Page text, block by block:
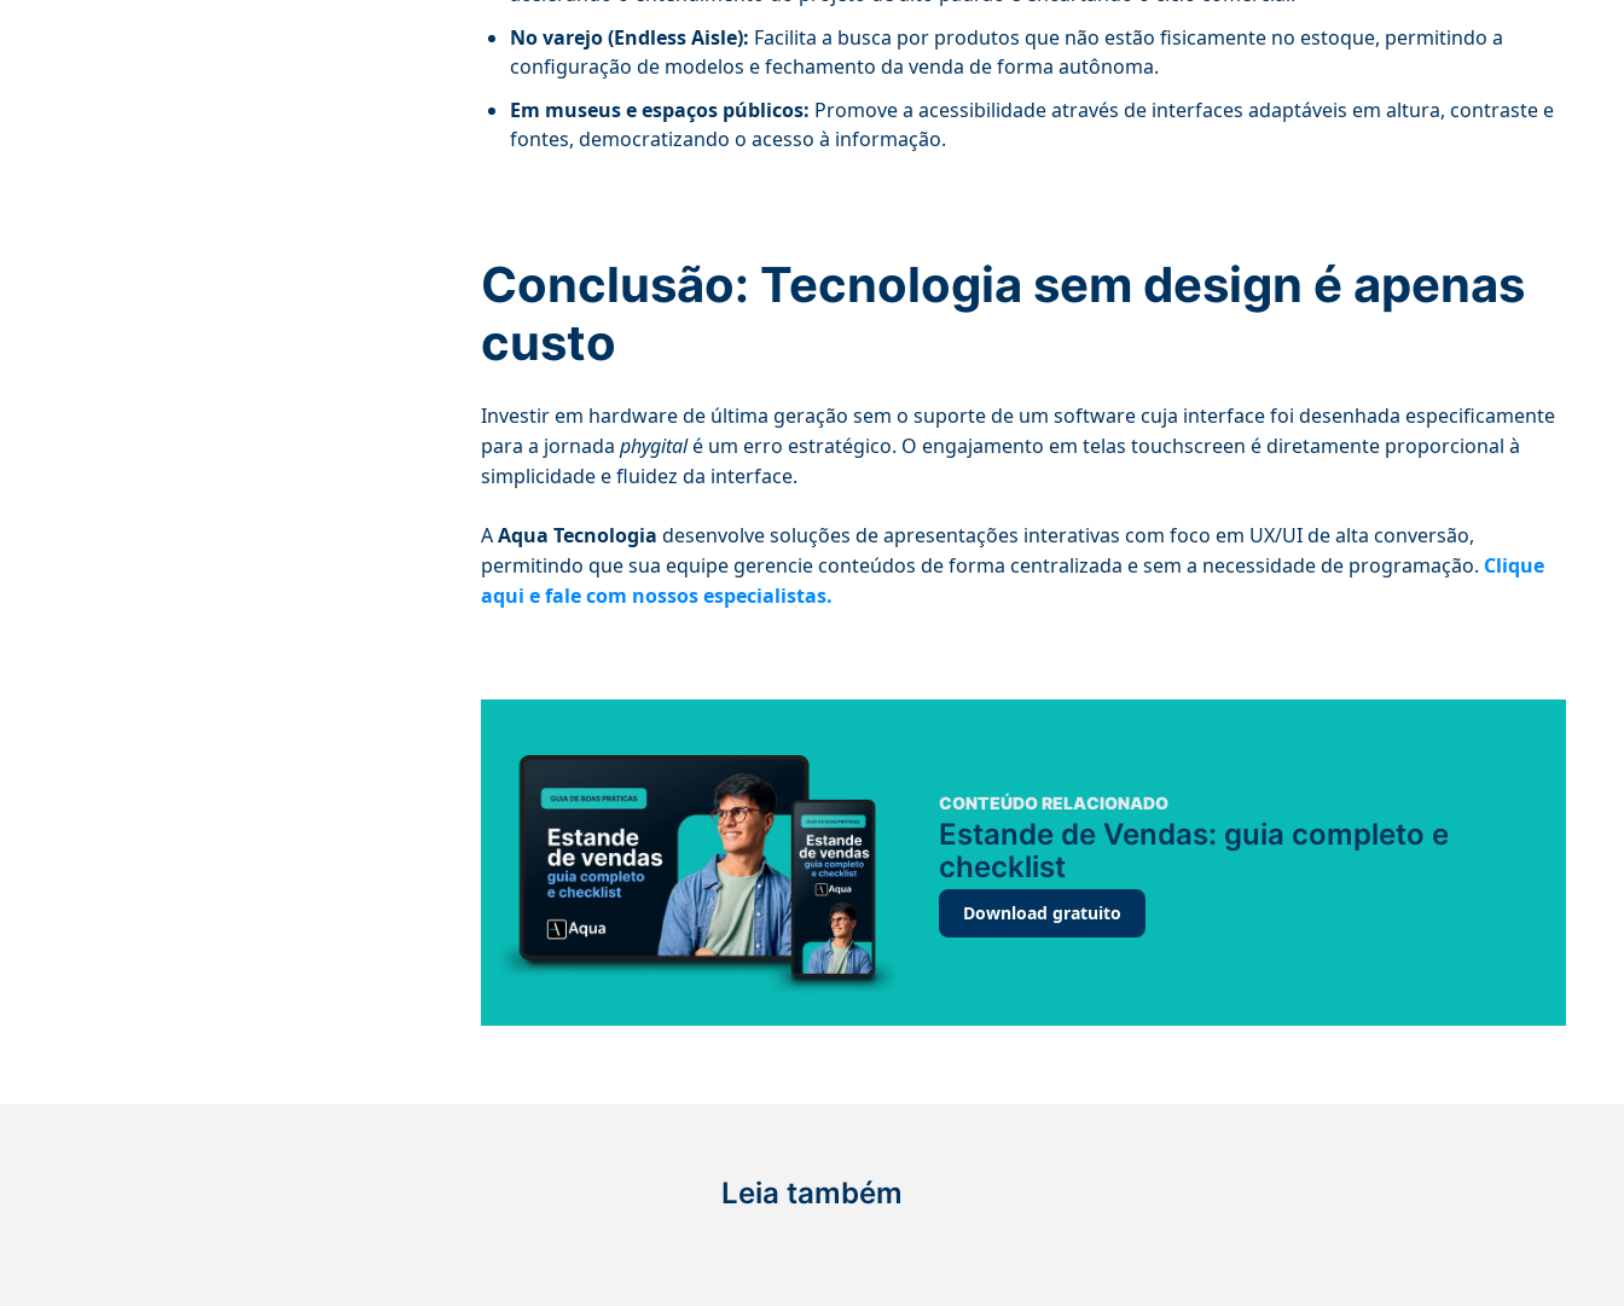
No varejo (Endless Aisle): Facilita a busca por produtos que não estão fisicamente no estoque, permitindo a
configuração de modelos e fechamento da venda de forma autônoma.
Em museus e espaços públicos: Promove a acessibilidade através de interfaces adaptáveis em altura, contraste e
fontes, democratizando o acesso à informação.
Conclusão: Tecnologia sem design é apenas
custo
Investir em hardware de última geração sem o suporte de um software cuja interface foi desenhada especificamente
para a jornada phygitalé um erro estratégico. O engajamento em telas touchscreen é diretamente proporcional à
simplicidade e fluidez da interface.
AAqua Tecnologia desenvolve soluções de apresentações interativas com foco em UX/UI de alta conversão,
permitindo que sua equipe gerencie conteúdos de forma centralizada e sem a necessidade de programação. Clique
aqui e fale com nossos especialistas.
CONTEÚDO RELACIONADO
Estande de Vendas: guia completo e
checklist
Download gratuito
Leia também